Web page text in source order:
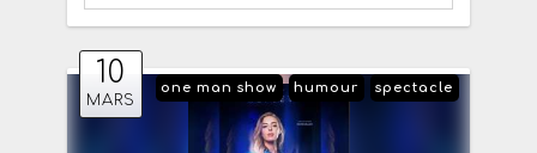
10
MARS
spectacle
humour
one man show